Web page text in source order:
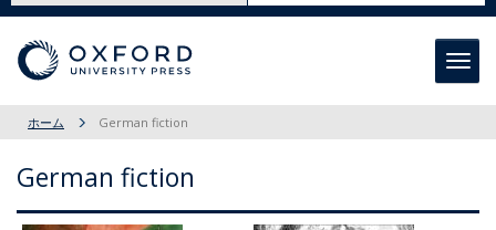
ホーム German fiction
German fiction